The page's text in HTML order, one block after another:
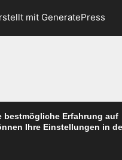
mit GeneratePress
bestmögliche Erfahrung auf
Ihre Einstellungen in